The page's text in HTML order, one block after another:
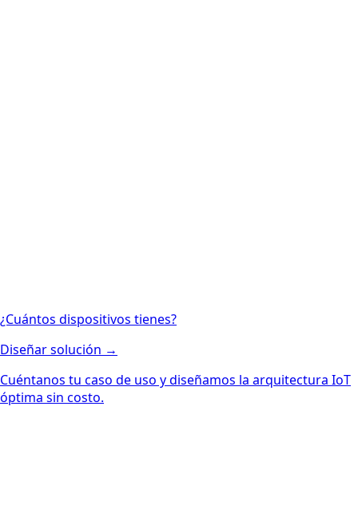
¿Cuántos dispositivos tienes?
Diseñar solución →
Cuéntanos tu caso de uso y diseñamos la arquitectura IoT
óptima sin costo.